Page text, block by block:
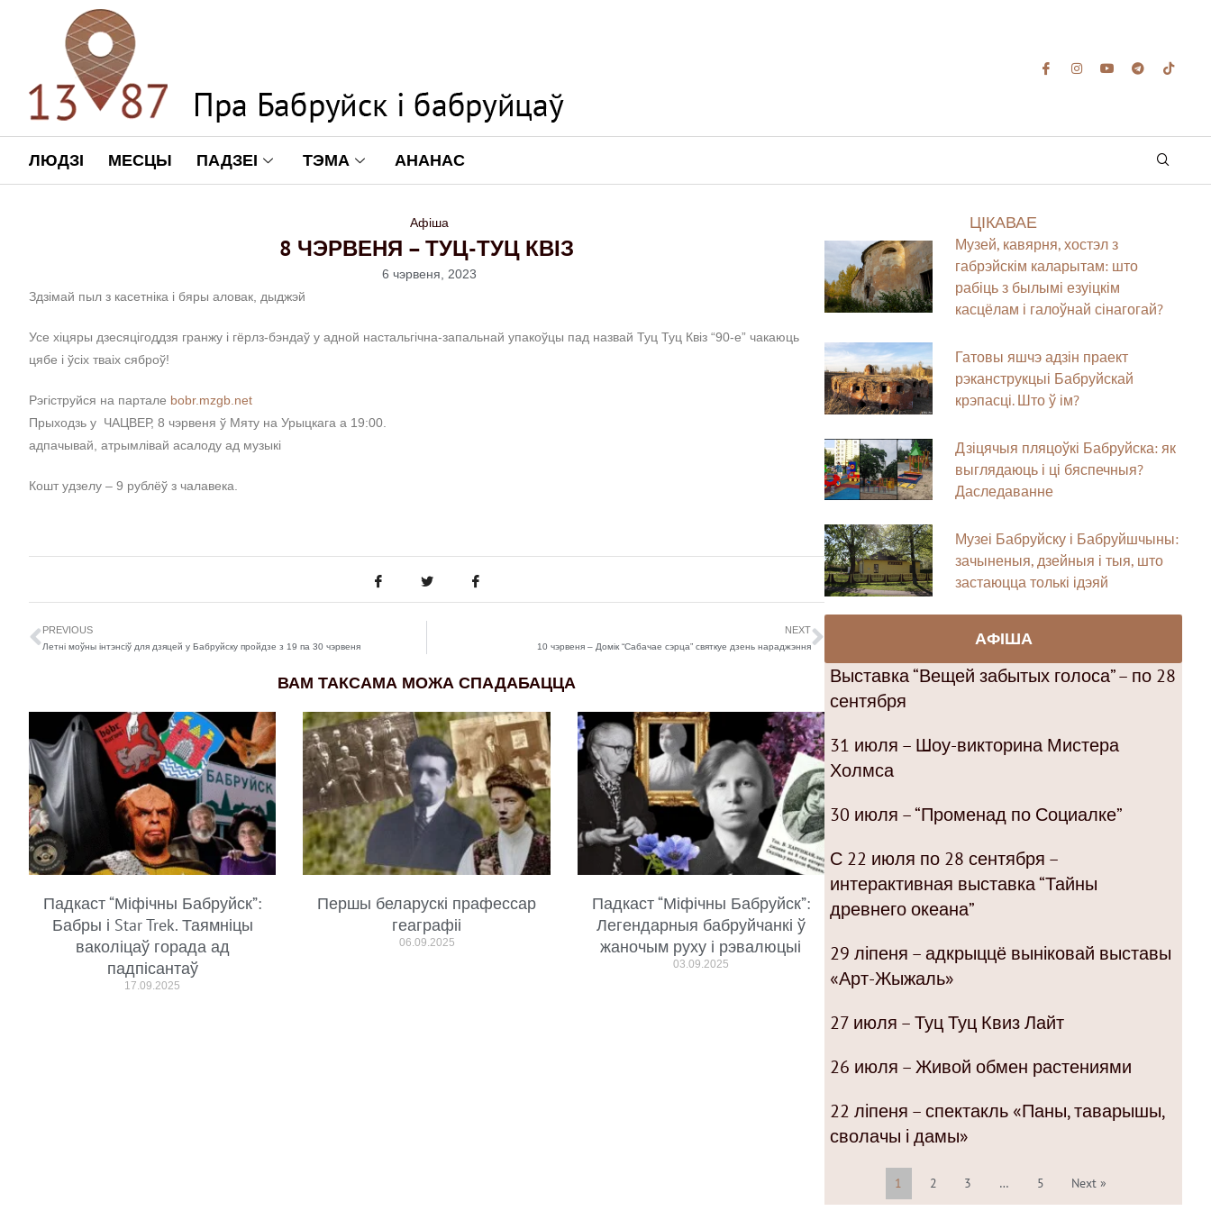
ЛЮДЗІ МЕСЦЫ ПАДЗЕІ ТЭМА АНАНАС
Афіша
8 ЧЭРВЕНЯ – ТУЦ-ТУЦ КВІЗ
6 чэрвеня, 2023
Здзімай пыл з касетніка і бяры аловак, дыджэй
Усе хіцяры дзесяцігоддзя гранжу і гёрлз-бэндаў у адной настальгічна-запальнай упакоўцы пад назвай Туц Туц Квіз “90-е” чакаюць
цябе і ўсіх тваіх сяброў!
Рэгіструйся на партале bobr.mzgb.net
Прыходзь у ЧАЦВЕР, 8 чэрвеня ў Мяту на Урыцкага а 19:00.
адпачывай, атрымлівай асалоду ад музыкі
Кошт удзелу – 9 рублёў з чалавека.
PREVIOUS
Летні моўны інтэнсіў для дзяцей у Бабруйску пройдзе з 19 па 30 чэрвеня
NEXT
10 чэрвеня – Домік “Сабачае сэрца” святкуе дзень нараджэння
ВАМ ТАКСАМА МОЖА СПАДАБАЦЦА
Падкаст “Міфічны Бабруйск”:
Бабры і Star Trek. Таямніцы
ваколіцаў горада ад
падпісантаў
17.09.2025
Першы беларускі прафессар
геаграфіі
06.09.2025
Падкаст “Міфічны Бабруйск”:
Легендарныя бабруйчанкі ў
жаночым руху і рэвалюцыі
03.09.2025
ЦІКАВАЕ
Музей, кавярня, хостэл з
габрэйскім каларытам: што
рабіць з былымі езуіцкім
касцёлам і галоўнай сінагогай?
Гатовы яшчэ адзін праект
рэканструкцыі Бабруйскай
крэпасці. Што ў ім?
Дзіцячыя пляцоўкі Бабруйска: як
выглядаюць і ці бяспечныя?
Даследаванне
Музеі Бабруйску і Бабруйшчыны:
зачыненыя, дзейныя і тыя, што
застаюцца толькі ідэяй
АФІША
Выставка “Вещей забытых голоса” – по 28
сентября
31 июля – Шоу-викторина Мистера
Холмса
30 июля – “Променад по Социалке”
С 22 июля по 28 сентября –
интерактивная выставка “Тайны
древнего океана”
29 ліпеня – адкрыццё выніковай выставы
«Арт-Жыжаль»
27 июля – Туц Туц Квиз Лайт
26 июля – Живой обмен растениями
22 ліпеня – спектакль «Паны, таварышы,
сволачы і дамы»
1 2 3 … 5 Next »